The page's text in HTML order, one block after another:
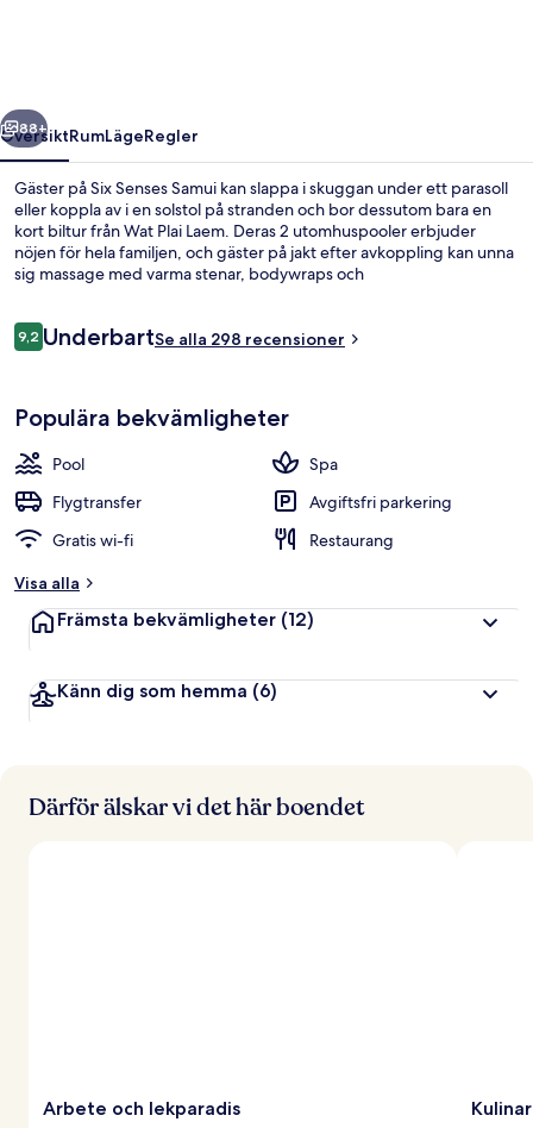
Nästa
88+
ÖversiktRumLägeRegler
Gäster på Six Senses Samui kan slappa i skuggan under ett parasoll
eller koppla av i en solstol på stranden och bor dessutom bara en
kort biltur från Wat Plai Laem. Deras 2 utomhuspooler erbjuder
nöjen för hela familjen, och gäster på jakt efter avkoppling kan unna
sig massage med varma stenar, bodywraps och
middag. Denna resort i lyxstil erbjuder även gäster tillgång till 2
Recensioner
9,29,2 av 10,
UnderbartSe alla 298 recensioner
Populära bekvämligheter
Pool
Spa
Flygtransfer
Avgiftsfri parkering
Gratis wi-fi
Restaurang
Visa alla
Främsta bekvämligheter (12)
Känn dig som hemma (6)
Därför älskar vi det här boendet
Arbete och lekparadis